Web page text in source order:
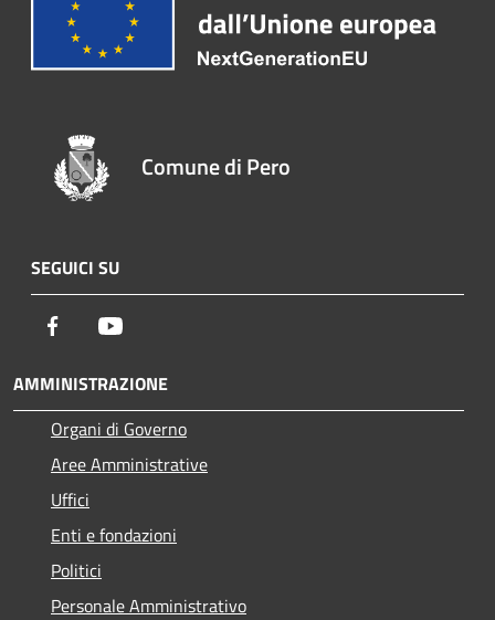
Comune di Pero
SEGUICI SU
Facebook
AMMINISTRAZIONE
Organi di Governo
Aree Amministrative
Uffici
Enti e fondazioni
Politici
Personale Amministrativo